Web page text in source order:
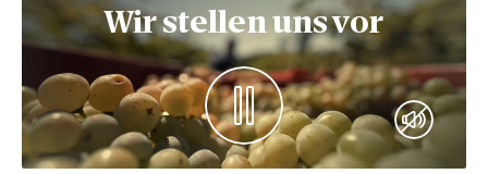
Wir stellen uns vor